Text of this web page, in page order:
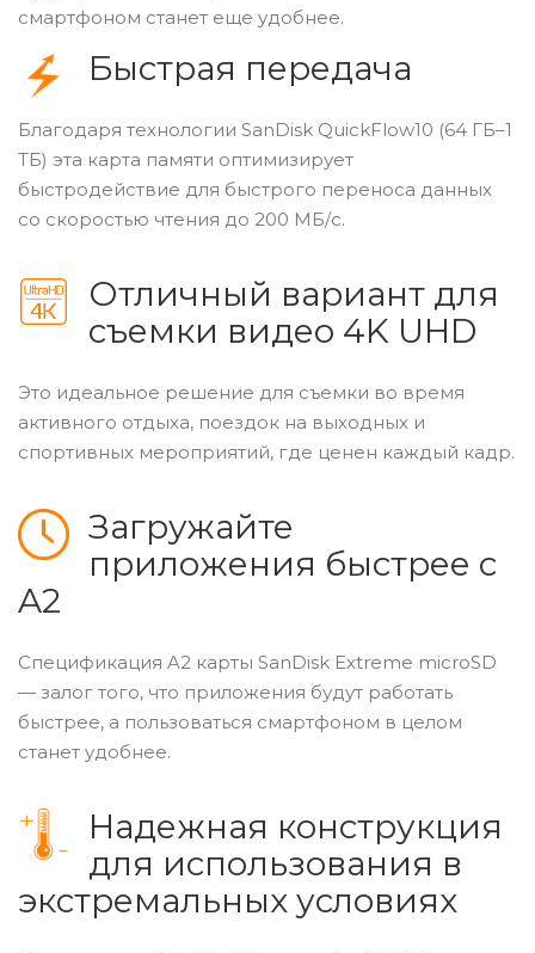
смартфоном станет еще удобнее.
Быстрая передача
Благодаря технологии SanDisk QuickFlow10 (64 ГБ–1
ТБ) эта карта памяти оптимизирует
быстродействие для быстрого переноса данных
со скоростью чтения до 200 МБ/с.
Отличный вариант для
съемки видео 4K UHD
Это идеальное решение для съемки во время
активного отдыха, поездок на выходных и
спортивных мероприятий, где ценен каждый кадр.
Загружайте
приложения быстрее с
A2
Спецификация A2 карты SanDisk Extreme microSD
— залог того, что приложения будут работать
быстрее, а пользоваться смартфоном в целом
станет удобнее.
Надежная конструкция
для использования в
экстремальных условиях